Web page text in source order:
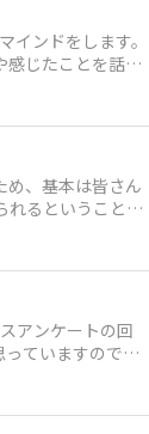
ンドをします。
感じたことを話し
◆
、別途ご連絡い
場合は、必ず開催
。-----------------
め、基本は皆さん
れるということが
てきました。運
そのため、今後
える態度や発言
り上げていきま
アンケートの回
ていますのでご
ト概要所要時
名様に Amazo